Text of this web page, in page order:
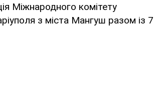
Міжнародного комітету
з міста Мангуш разом із 7